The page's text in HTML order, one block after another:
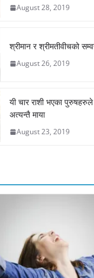
August 28, 2019
श्रीमान र श्रीमतीवीचको
August 26, 2019
यी चार राशी भएका पुरुषहरुले
अत्यन्तै माया
August 23, 2019